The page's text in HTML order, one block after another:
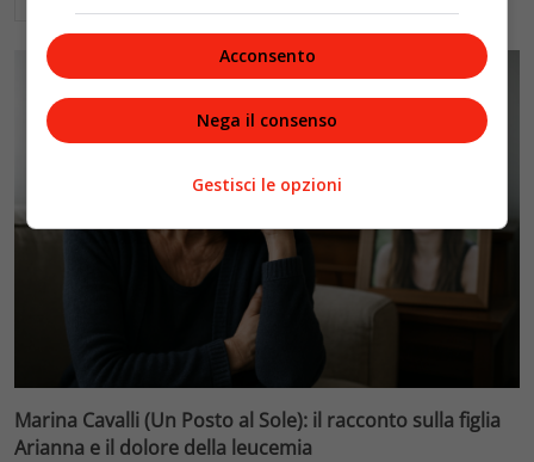
Marina Cavalli (Un Posto al Sole): il racconto sulla figlia
Arianna e il dolore della leucemia
Acconsento
Nega il consenso
Gestisci le opzioni